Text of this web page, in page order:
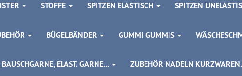
STOFFE SPITZEN ELASTISCH SPITZEN
BÜGELBÄNDER GUMMI GUMMIS
ELAST. GARNE... ZUBEHÖR NADELN